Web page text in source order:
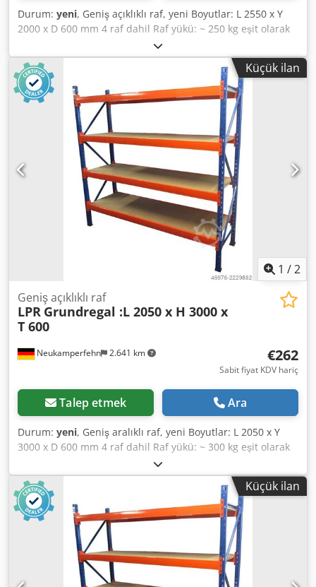
sistemleri için görsel denetim - Kendi araç filomuz ile
teslimat (boşaltma olmadan)
Durum: yeni, Geniş açıklıklı raf, yeni Boyutlar: L 2550 x Y
2000 x D 600 mm 4 raf dahil Raf yükü: ~ 250 kg eşit olarak
dağıtılmış yük # - # - # - # - # - # - # - # - # - # - # - # - # - #
- # - # - # - # Aşağıdakilerden oluşan temel raf: 2x raf
sehpası, 600x2000mm demonte, çapraz ve diyagonal
destekler dahil, plastik taban plakaları 8x traversler
2450mm, Sabitleme pimleri dahil 4x raflar 2440x545mm,
kalınlık : 22 mm Djdpfxocfb Als Akieck
Küçük ilan
1 /2
Neukamperfehn 2.641 km
Geniş açıklıklı raf
LPR Grundregal :L 2050 x H 3000 x
T 600
€262
Sabit fiyat KDV hariç
Talep etmek Ara
Durum: yeni, Geniş aralıklı raf, yeni Boyutlar: L 2050 x Y
3000 x D 600 mm 4 raf dahil Raf yükü: ~ 300 kg eşit olarak
dağıtılmış yük # - # - # - # - # - # - # - # - # - # - # - # - # - #
- # - # - # - # Aşağıdakilerden oluşan temel raf: 2x raf
sehpası, 600x3000mm demonte, çapraz ve diyagonal
destekler dahil, plastik ayak plakaları 8x 1950 mm
traversler, Kilitleme pimleri dahil 4x raflar yaklaşık
1940x545mm , kalınlık: 22 mm Dedpfx Ajcfbx Iekieck
Küçük ilan